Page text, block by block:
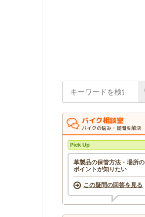
バイク相談室
バイクの悩み・疑問を解決
Pick Up
革製品の保管方法・場所の
ポイントが知りたい
この疑問の回答を見る